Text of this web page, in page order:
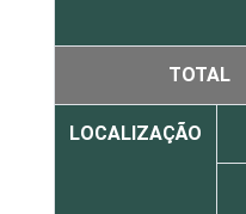
TOTAL
LOCALIZAÇÃO